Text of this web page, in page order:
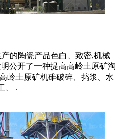
的陶瓷产品色白、致密,机械
公开了一种提高高岭土原矿淘
岭土原矿机碓破碎、捣浆、水
、 .